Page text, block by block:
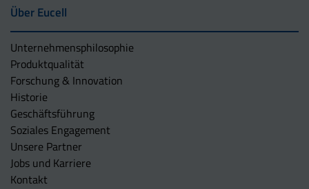
Über Eucell
Unternehmens­philosophie
Produktqualität
Forschung & Innovation
Historie
Geschäftsführung
Soziales Engagement
Unsere Partner
Jobs und Karriere
Kontakt